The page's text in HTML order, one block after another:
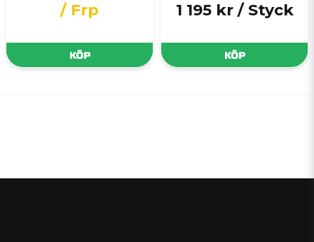
/ Frp
KÖP
1 195 kr / Styck
KÖP